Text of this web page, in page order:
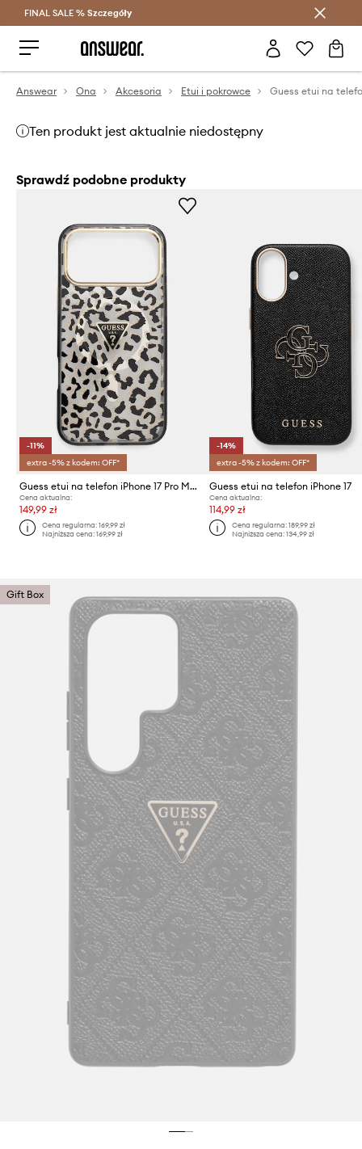
Oszczędzaj z Answear Club >
FINAL SALE % Szczegóły
Answear Ona Akcesoria Etui i pokrowce
Ten produkt jest aktualnie niedostępny
Sprawdź podobne produkty
-11%
extra -5% z kodem: OFF*
Guess etui na telefon iPhone 17 Pro Max
Cena aktualna:
149,99 zł
Cena regularna:169,99 zł
Najniższa cena:169,99 zł
-14%
extra -5% z kodem: OFF*
Guess etui na telefon iPhone 17
Cena aktualna:
114,99 zł
Cena regularna: 189,99 zł
Najniższa cena: 134,99 zł
Gift Box